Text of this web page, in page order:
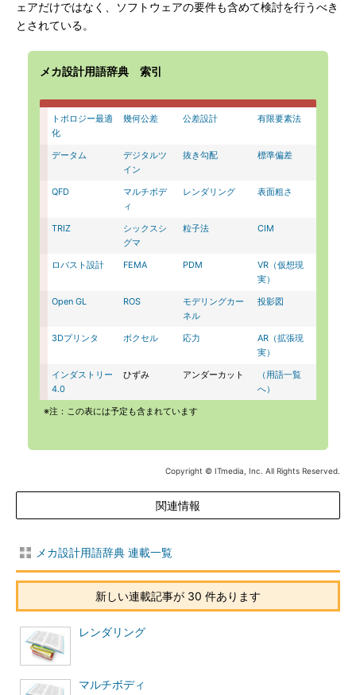
ェアだけではなく、ソフトウェアの要件も含めて検討を行うべき
とされている。
メカ設計用語辞典 索引
トポロジー最適
化
幾何公差 公差設計 有限要素法
データム
デジタルツ
イン
抜き勾配 標準偏差
QFD
マルチボデ
ィ
レンダリング 表面粗さ
TRIZ
シックスシ
グマ
粒子法 CIM
ロバスト設計 FEMA PDM
VR（仮想現
実）
Open GL
ROS
モデリングカー
ネル
投影図
3Dプリンタ ボクセル 応力
AR（拡張現
実）
インダストリー
4.0
ひずみ アンダーカット
（用語一覧
へ）
※注：この表には予定も含まれています
Copyright © ITmedia, Inc. All Rights Reserved.
関連情報
メカ設計用語辞典 連載一覧
新しい連載記事が 30 件あります
レンダリング
マルチボディ